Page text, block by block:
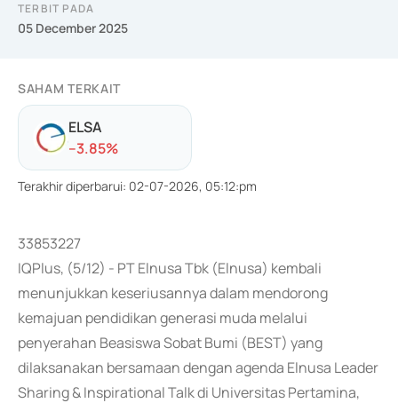
TERBIT PADA
05 December 2025
SAHAM TERKAIT
ELSA
--3.85%
Terakhir diperbarui: 02-07-2026, 05:12:pm
33853227
IQPlus, (5/12) - PT Elnusa Tbk (Elnusa) kembali
menunjukkan keseriusannya dalam mendorong
kemajuan pendidikan generasi muda melalui
penyerahan Beasiswa Sobat Bumi (BEST) yang
dilaksanakan bersamaan dengan agenda Elnusa Leader
Sharing & Inspirational Talk di Universitas Pertamina,